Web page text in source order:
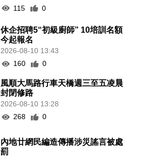
115
0
休企招聘5“初級廚師” 10培訓名額
今起報名
2026-08-10 13:43
160
0
風順大馬路行車天橋週三至五凌晨
封閉修路
2026-08-10 13:28
268
0
內地廿網民編造傳播涉災謠言被處
罰